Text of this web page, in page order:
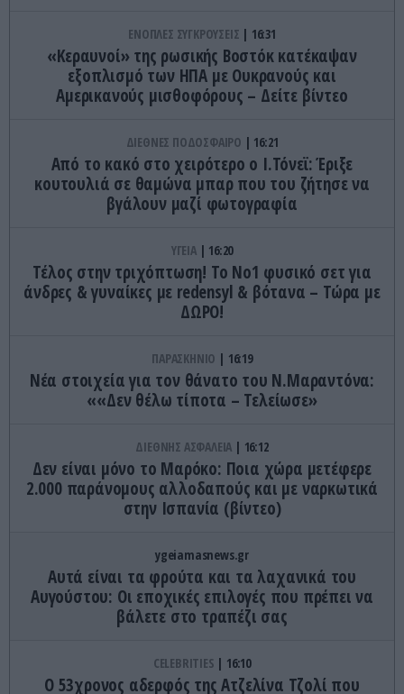
ΕΝΟΠΛΕΣ ΣΥΓΚΡΟΥΣΕΙΣ 16:31
«Κεραυνοί» της ρωσικής Βοστόκ κατέκαψαν
εξοπλισμό των ΗΠΑ με Ουκρανούς και
Αμερικανούς μισθοφόρους – Δείτε βίντεο
ΔΙΕΘΝΕΣ ΠΟΔΟΣΦΑΙΡΟ 16:21
Από το κακό στο χειρότερο ο Ι.Τόνεϊ: Έριξε
κουτουλιά σε θαμώνα μπαρ που του ζήτησε να
βγάλουν μαζί φωτογραφία
ΥΓΕΙΑ 16:20
Τέλος στην τριχόπτωση! Το Νο1 φυσικό σετ για
άνδρες & γυναίκες με redensyl & βότανα – Τώρα με
ΔΩΡΟ!
ΠΑΡΑΣΚΗΝΙΟ 16:19
Νέα στοιχεία για τον θάνατο του Ν.Μαραντόνα:
««Δεν θέλω τίποτα – Τελείωσε»
ΔΙΕΘΝΗΣ ΑΣΦΑΛΕΙΑ 16:12
Δεν είναι μόνο το Μαρόκο: Ποια χώρα μετέφερε
2.000 παράνομους αλλοδαπούς και με ναρκωτικά
στην Ισπανία (βίντεο)
ygeiamasnews.gr
Αυτά είναι τα φρούτα και τα λαχανικά του
Αυγούστου: Οι εποχικές επιλογές που πρέπει να
βάλετε στο τραπέζι σας
CELEBRITIES 16:10
Ο 53χρονος αδερφός της Ατζελίνα Τζολί που